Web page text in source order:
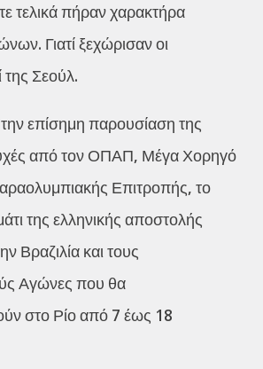
τελικά πήραν χαρακτήρα
Γιατί ξεχώρισαν οι
Σεούλ.
επίσημη παρουσίαση της
από τον ΟΠΑΠ, Μέγα Χορηγό
Επιτροπής, το
της ελληνικής αποστολής
Βραζιλία και τους
Αγώνες που θα
στο Ρίο από 7 έως 18